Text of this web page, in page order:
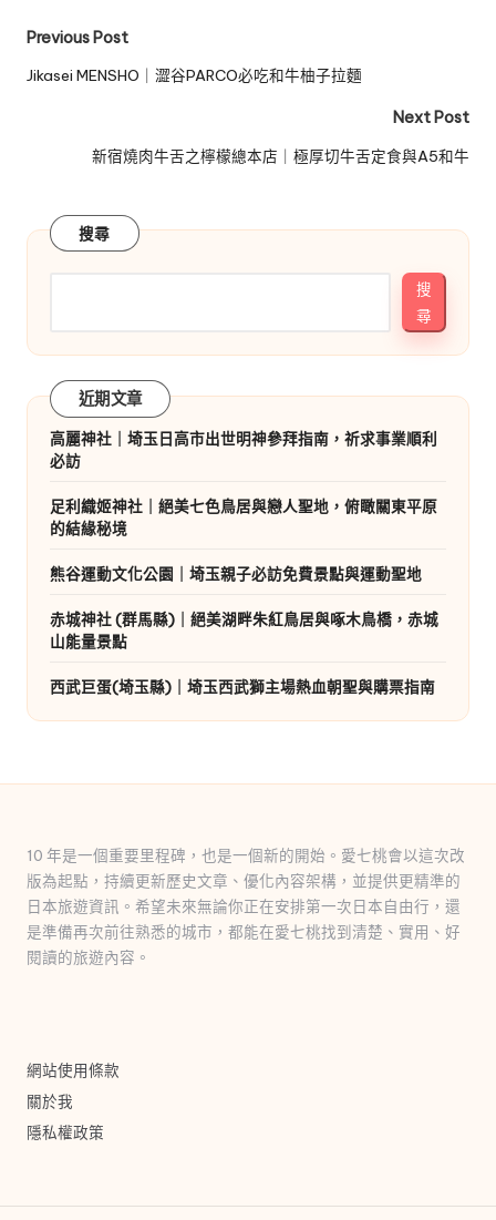
Post
navigation
Previous Post
Jikasei MENSHO｜澀谷PARCO必吃和牛柚子拉麵
Next Post
新宿燒肉牛舌之檸檬總本店｜極厚切牛舌定食與A5和牛
搜尋
搜
尋
近期文章
高麗神社｜埼玉日高市出世明神參拜指南，祈求事業順利
必訪
足利織姬神社｜絕美七色鳥居與戀人聖地，俯瞰關東平原
的結緣秘境
熊谷運動文化公園｜埼玉親子必訪免費景點與運動聖地
赤城神社 (群馬縣)｜絕美湖畔朱紅鳥居與啄木鳥橋，赤城
山能量景點
西武巨蛋(埼玉縣)｜埼玉西武獅主場熱血朝聖與購票指南
10 年是一個重要里程碑，也是一個新的開始。愛七桃會以這次改
版為起點，持續更新歷史文章、優化內容架構，並提供更精準的
日本旅遊資訊。希望未來無論你正在安排第一次日本自由行，還
是準備再次前往熟悉的城市，都能在愛七桃找到清楚、實用、好
閱讀的旅遊內容。
網站使用條款
關於我
隱私權政策